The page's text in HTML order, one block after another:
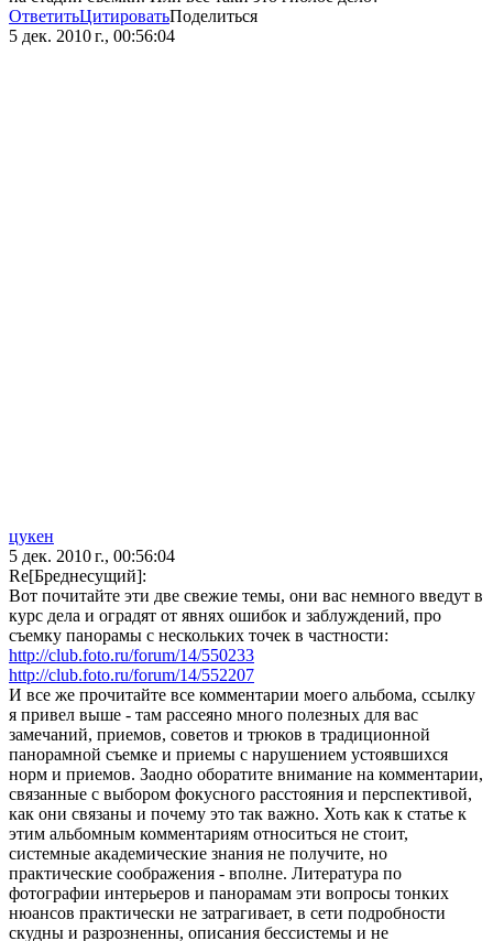
ОтветитьЦитироватьПоделиться
5 дек. 2010 г., 00:56:04
цукен
5 дек. 2010 г., 00:56:04
Re[Бреднесущий]:
Вот почитайте эти две свежие темы, они вас немного введут в
курс дела и оградят от явнях ошибок и заблуждений, про
съемку панорамы с нескольких точек в частности:
http://club.foto.ru/forum/14/550233
http://club.foto.ru/forum/14/552207
И все же прочитайте все комментарии моего альбома, ссылку
я привел выше - там рассеяно много полезных для вас
замечаний, приемов, советов и трюков в традиционной
панорамной съемке и приемы с нарушением устоявшихся
норм и приемов. Заодно оборатите внимание на комментарии,
связанные с выбором фокусного расстояния и перспективой,
как они связаны и почему это так важно. Хоть как к статье к
этим альбомным комментариям относиться не стоит,
системные академические знания не получите, но
практические соображения - вполне. Литература по
фотографии интерьеров и панорамам эти вопросы тонких
нюансов практически не затрагивает, в сети подробности
скудны и разрозненны, описания бессистемы и не